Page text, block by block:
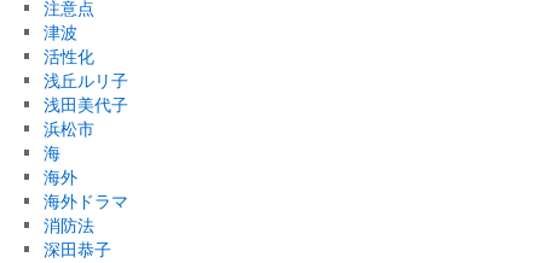
注意点
津波
活性化
浅丘ルリ子
浅田美代子
浜松市
海
海外
海外ドラマ
消防法
深田恭子